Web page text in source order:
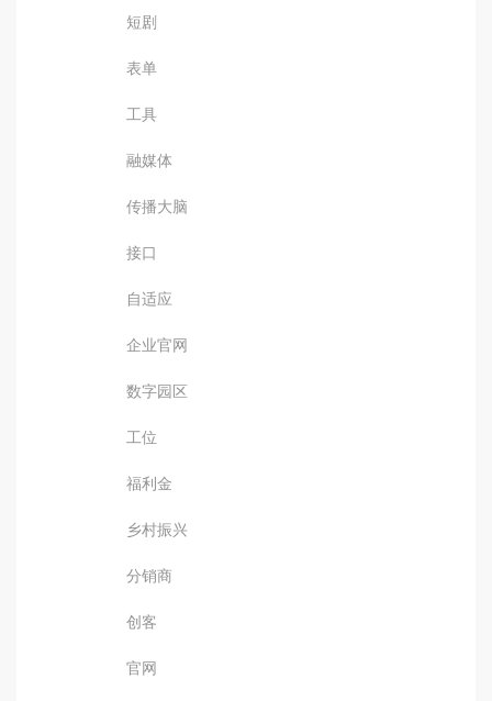
短剧
表单
工具
融媒体
传播大脑
接口
自适应
企业官网
数字园区
工位
福利金
乡村振兴
分销商
创客
官网